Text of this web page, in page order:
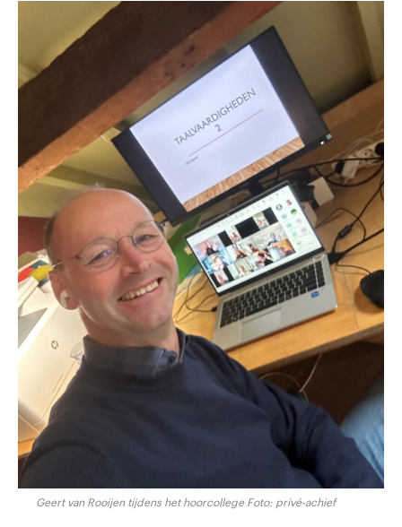
Geert van Rooijen tijdens het hoorcollege Foto: privé-achief